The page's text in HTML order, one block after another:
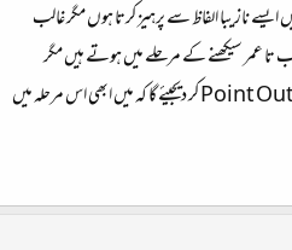
ایسے نازیبا الفاظ سے پرہیز کرتا ہوں مگر غالب
تا عمر سیکھنے کے مرحلے میں ہوتے ہیں مگر
احباب سے التماس ہے کہ اِملا کی کسی غلطی کو Point Out کر دیجیئے گا کہ میں ابھی اس مرحلہ میں